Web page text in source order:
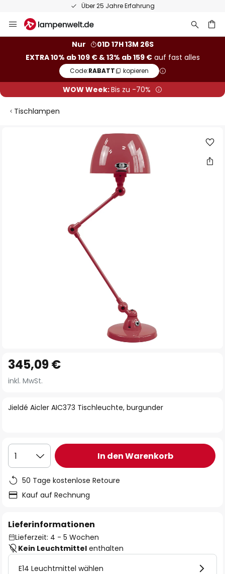
Über 25 Jahre Erfahrung
Inhalt
Nur
01D 17H 13M 25S
EXTRA 10% ab 109 € & 13% ab 159 €auf fast alles
Code:RABATT kopieren
WOW Week:Bis zu -70%
Tischlampen
Anfang
der
springen
Jieldé Aicler AIC373 Tischleuchte, burgunder
345,09 €
inkl. MwSt.
1 In den Warenkorb
50 Tage kostenlose Retoure
Kauf auf Rechnung
Lieferinformationen
Lieferzeit: 4 - 5 Wochen
Kein Leuchtmittel enthalten
E14 Leuchtmittel wählen